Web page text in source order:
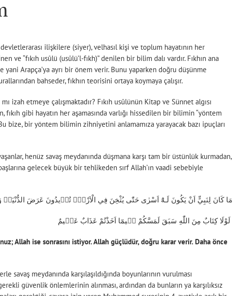
ilişkilere (siyer), velhasıl kişi ve toplum hayatının her
“fıkıh usûlü (usûlü’l-fıkh)” denilen bir bilim dalı vardır. Fıkhın ana
Arapça’ya ayrı bir önem verir. Bunu yaparken doğru düşünme
bahseder, fıkhın teorisini ortaya koymaya çalışır.
etmeye çalışmaktadır? Fıkıh usûlünün Kitap ve Sünnet algısı
gibi hayatın her aşamasında varlığı hissedilen bir bilimin “yöntem
bize, bir yöntem bilimin zihniyetini anlamamıza yarayacak bazı ipuçları
henüz savaş meydanında düşmana karşı tam bir üstünlük kurmadan,
gelecek büyük bir tehlikeden sırf Allah’ın vaadi sebebiyle
مَا كَانَ لِنَبِيٍّ اَنْ يَكُونَ لَـهُٓ اَسْرٰى حَتّٰى يُثْخِنَ فِي الْاَرْضِۜ تُر۪يدُونَ عَرَضَ
Allah ise sonrasını istiyor. Allah güçlüdür, doğru karar verir. Daha önce
meydanında karşılaşıldığında boyunlarının vurulması
güvenlik önlemlerinin alınması, ardından da bunların ya karşılıksız